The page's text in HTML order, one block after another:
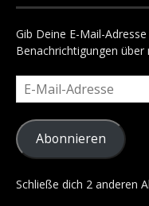
Gib Deine E-Mail-
Benachrichtigungen
E-
Mail-
Adresse
Abonnieren
Schließe dich 2 anderen